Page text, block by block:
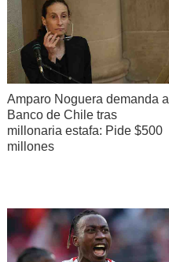
Amparo Noguera demanda al
Banco de Chile tras
millonaria estafa: Pide $500
millones